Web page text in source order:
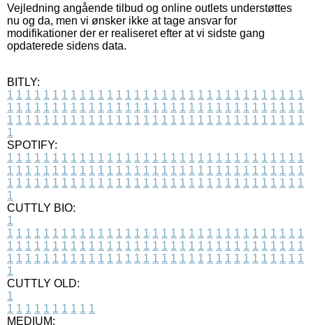
Vejledning angående tilbud og online outlets understøttes
nu og da, men vi ønsker ikke at tage ansvar for
modifikationer der er realiseret efter at vi sidste gang
opdaterede sidens data.
BITLY:
1 1 1 1 1 1 1 1 1 1 1 1 1 1 1 1 1 1 1 1 1 1 1 1 1 1 1 1 1 1 1 1 1
1 1 1 1 1 1 1 1 1 1 1 1 1 1 1 1 1 1 1 1 1 1 1 1 1 1 1 1 1 1 1 1 1
1 1 1 1 1 1 1 1 1 1 1 1 1 1 1 1 1 1 1 1 1 1 1 1 1 1 1 1 1 1 1 1 1
1
SPOTIFY:
1 1 1 1 1 1 1 1 1 1 1 1 1 1 1 1 1 1 1 1 1 1 1 1 1 1 1 1 1 1 1 1 1
1 1 1 1 1 1 1 1 1 1 1 1 1 1 1 1 1 1 1 1 1 1 1 1 1 1 1 1 1 1 1 1 1
1 1 1 1 1 1 1 1 1 1 1 1 1 1 1 1 1 1 1 1 1 1 1 1 1 1 1 1 1 1 1 1 1
1
CUTTLY BIO:
1
1 1 1 1 1 1 1 1 1 1 1 1 1 1 1 1 1 1 1 1 1 1 1 1 1 1 1 1 1 1 1 1 1
1 1 1 1 1 1 1 1 1 1 1 1 1 1 1 1 1 1 1 1 1 1 1 1 1 1 1 1 1 1 1 1 1
1 1 1 1 1 1 1 1 1 1 1 1 1 1 1 1 1 1 1 1 1 1 1 1 1 1 1 1 1 1 1 1 1
1
CUTTLY OLD:
1
1 1 1 1 1 1 1 1 1 1
MEDIUM: